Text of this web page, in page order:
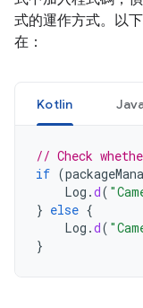
式的運作方式。以
在：
Kotlin
// Check
if (
Log .d(
} else {
Log .d(
}